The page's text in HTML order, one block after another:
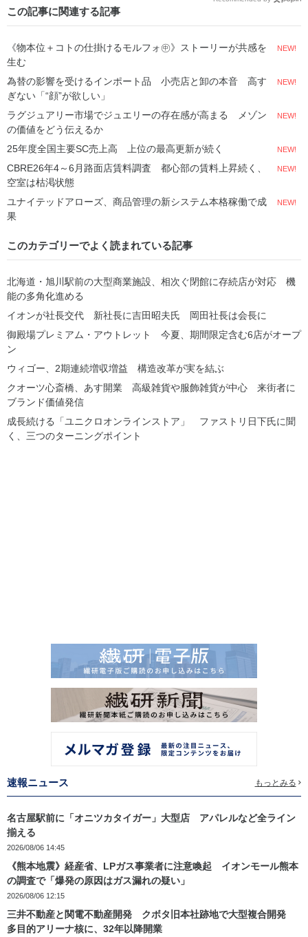
この記事に関連する記事
《物本位＋コトの仕掛けるモルフォ㊥》ストーリーが共感を
生む
NEW!
為替の影響を受けるインポート品 小売店と卸の本音 高す
ぎない「“顔”が欲しい」
NEW!
ラグジュアリー市場でジュエリーの存在感が高まる メゾン
の価値をどう伝えるか
NEW!
25年度全国主要SC売上高 上位の最高更新が続く NEW!
CBRE26年4～6月路面店賃料調査 都心部の賃料上昇続く、
空室は枯渇状態
NEW!
ユナイテッドアローズ、商品管理の新システム本格稼働で成
果
NEW!
このカテゴリーでよく読まれている記事
北海道・旭川駅前の大型商業施設、相次ぐ閉館に存続店が対応 機
能の多角化進める
イオンが社長交代 新社長に吉田昭夫氏 岡田社長は会長に
御殿場プレミアム・アウトレット 今夏、期間限定含む6店がオープ
ン
ウィゴー、2期連続増収増益 構造改革が実を結ぶ
クオーツ心斎橋、あす開業 高級雑貨や服飾雑貨が中心 来街者に
ブランド価値発信
成長続ける「ユニクロオンラインストア」 ファストリ日下氏に聞
く、三つのターニングポイント
速報ニュース もっとみる
名古屋駅前に「オニツカタイガー」大型店 アパレルなど全ライン
揃える
2026/08/06 14:45
《熊本地震》経産省、LPガス事業者に注意喚起 イオンモール熊本
の調査で「爆発の原因はガス漏れの疑い」
2026/08/06 12:15
三井不動産と関電不動産開発 クボタ旧本社跡地で大型複合開発
多目的アリーナ核に、32年以降開業